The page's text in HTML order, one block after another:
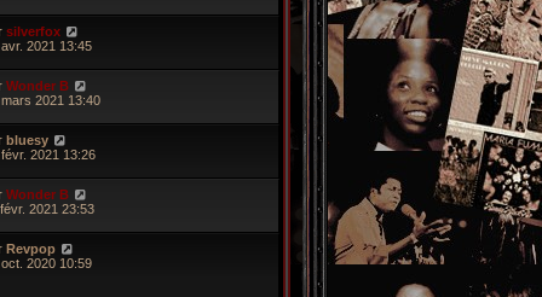
silverfox
avr. 2021 13:45
Wonder B
2021 13:40
bluesy
2021 13:26
Wonder B
2021 23:53
Revpop
2020 10:59